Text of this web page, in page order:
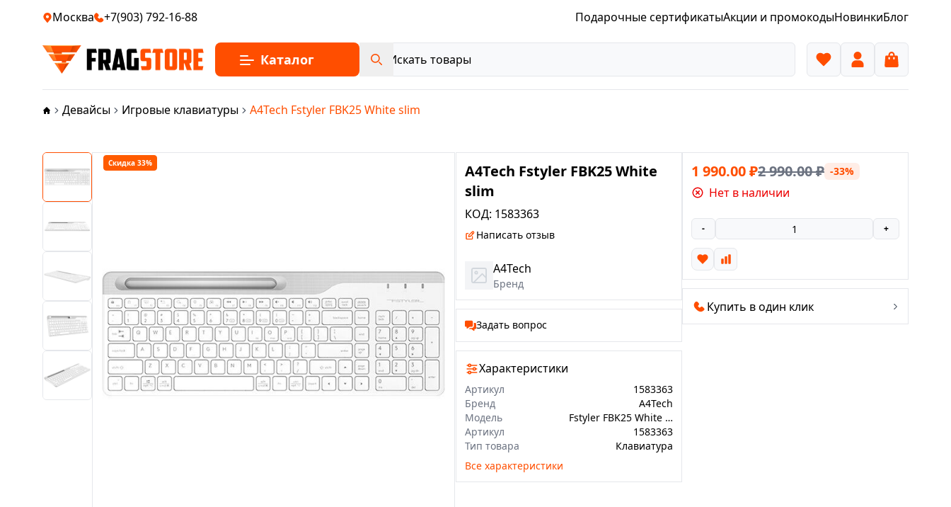
Москва +7(903) 792-16-88 Подарочные сертификатыАкции и промокодыНовинкиБлог
Каталог
Девайсы Игровые клавиатуры A4Tech Fstyler FBK25 White slim
Скидка 33%
A4Tech Fstyler FBK25 White
slim
КОД: 1583363
Написать отзыв
A4Tech
Бренд
Задать вопрос
Характеристики
Артикул
1583363
Бренд
A4Tech
Модель
Fstyler FBK25 White slim
Артикул
1583363
Тип товара
Клавиатура
Все характеристики
1 990.00₽2 990.00₽ -33%
Нет в наличии
- +
Купить в один клик